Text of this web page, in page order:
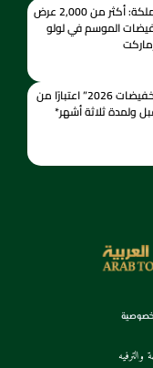
عاصفة الأسعار تجتاح المملكة: أكثر من 2,000 عرض
الموسم في لولو
التجارة” إطلاق موسم “تخفيضات 2026” اعتبارًا من
ولمدة ثلاثة أشهر*